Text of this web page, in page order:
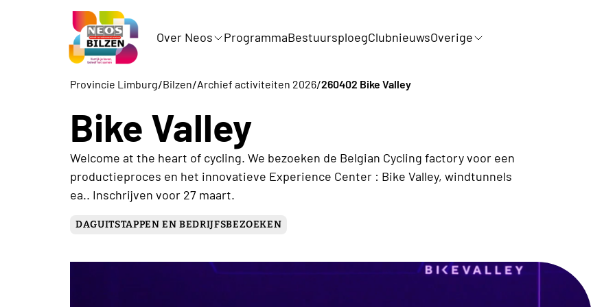
Over Neos ProgrammaBestuursploegClubnieuwsOverige
Provincie Limburg/Bilzen/Archief activiteiten 2026/260402 Bike Valley
Bike Valley
Welcome at the heart of cycling. We bezoeken de Belgian Cycling factory voor een
productieproces en het innovatieve Experience Center : Bike Valley, windtunnels
ea.. Inschrijven voor 27 maart.
DAGUITSTAPPEN EN BEDRIJFSBEZOEKEN